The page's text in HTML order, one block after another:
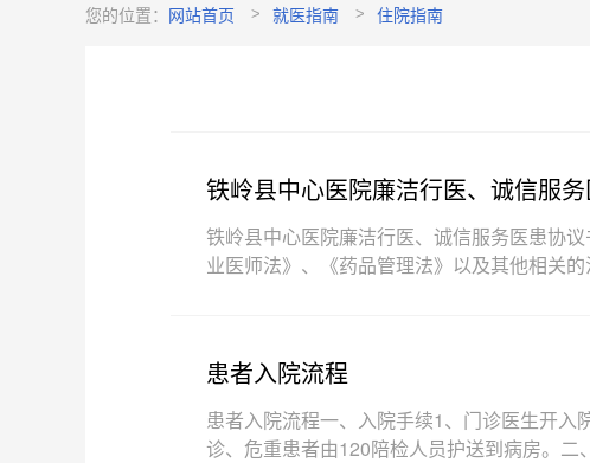
您的位置： 网站首页 就医指南 住院指南
铁岭县中心医院廉洁行医、诚信服
铁岭县中心医院廉洁行医、诚信服务医患协
业医师法》、《药品管理法》以及其他相关
患者入院流程
患者入院流程一、入院手续1、门诊医生开
诊、危重患者由120陪检人员护送到病房。